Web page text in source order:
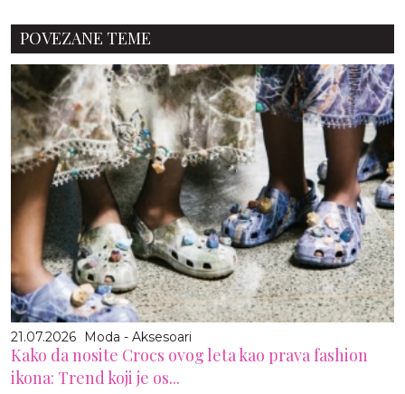
POVEZANE TEME
21.07.2026 Moda - Aksesoari
Kako da nosite Crocs ovog leta kao prava fashion
ikona: Trend koji je os...